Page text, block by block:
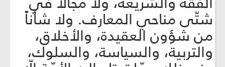
شتّى مناحي المعارف. ولا شأناً
من شؤون العقيدة، والأخلاق،
والتربية، والسياسة، والسلوك،